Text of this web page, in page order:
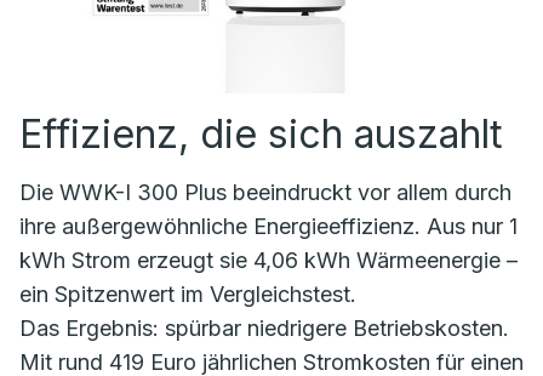
Effizienz, die sich auszahlt
Die WWK-I 300 Plus beeindruckt vor allem durch
ihre außergewöhnliche Energieeffizienz. Aus nur 1
kWh Strom erzeugt sie 4,06 kWh Wärmeenergie –
ein Spitzenwert im Vergleichstest.
Das Ergebnis: spürbar niedrigere Betriebskosten.
Mit rund 419 Euro jährlichen Stromkosten für einen